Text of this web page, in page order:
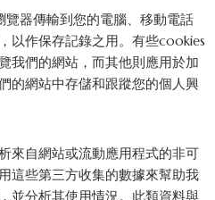
器傳輸到您的電腦、移動電話
以作保存記錄之用。有些cookies
我們的網站，而其他則應用於加
的網站中存儲和跟蹤您的個人興
來自網站或流動應用程式的非可
這些第三方收集的數據來幫助我
並分析其使用情況。此類資料與